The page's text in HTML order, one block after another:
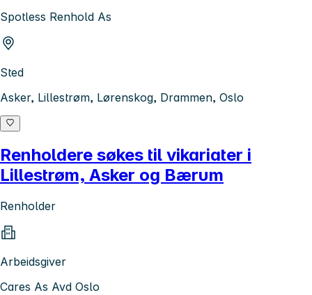
Spotless Renhold As
Sted
Asker, Lillestrøm, Lørenskog, Drammen, Oslo
Renholdere søkes til vikariater i
Lillestrøm, Asker og Bærum
Renholder
Arbeidsgiver
Cares As Avd Oslo